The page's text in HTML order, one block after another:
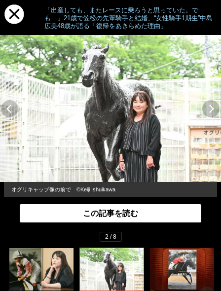
「出産しても、またレースに乗ろうと思っていた。で
も…」21歳で笠松の先輩騎手と結婚、“女性騎手1期生”中島
広美48歳が語る「復帰をあきらめた理由」
オグリキャップ像の前で ©Keiji Ishuikawa
この記事を読む
2 / 8